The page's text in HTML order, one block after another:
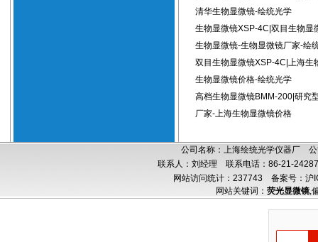
清华生物显微镜-绘统光学
生物显微镜XSP-4C|双目生物显
生物显微镜-生物显微镜厂家-绘
双目生物显微镜XSP-4C|上海生
生物显微镜价格-绘统光学
高档生物显微镜BMM-200|研究
厂家-上海生物显微镜价格
公司名称：上海绘统光学仪器厂
联系人：刘经理 联系电话：86-21-
网站访问统计：237743 备案号：沪
网站关键词： 荧光显微镜,